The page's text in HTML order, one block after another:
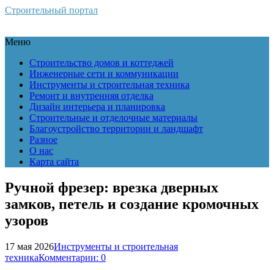
Строительный портал
Меню
Строительство домов и коттеджей
Инженерные сети и коммуникации
Инструменты и строительная техника
Ремонт и внутренняя отделка
Дизайн интерьера и планировка
Строительные и отделочные материалы
Благоустройство территории и ландшафт
Разное
О нас
Карта сайта
Ручной фрезер: врезка дверных
замков, петель и создание кромочных
узоров
17 мая 2026Инструменты и строительная
техникаКомментарии: 0